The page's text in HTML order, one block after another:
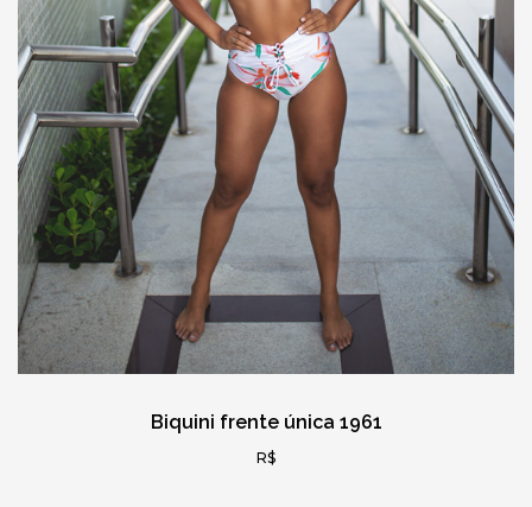
Biquini frente única 1961
R$